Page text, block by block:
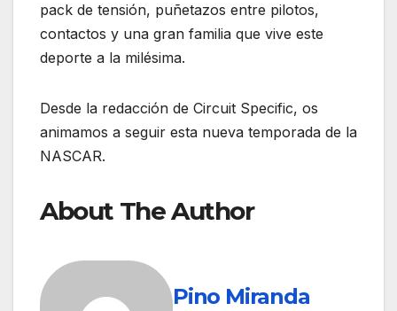
pack de tensión, puñetazos entre pilotos,
contactos y una gran familia que vive este
deporte a la milésima.
Desde la redacción de Circuit Specific, os
animamos a seguir esta nueva temporada de la
NASCAR.
About The Author
Pino Miranda